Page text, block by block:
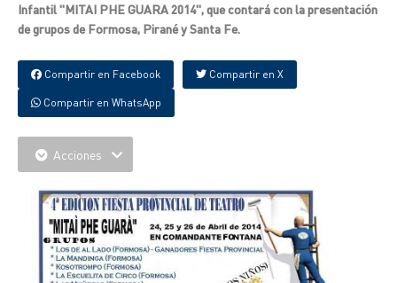
Infantil "MITAI PHE GUARA 2014", que contará con la presentación
de grupos de Formosa, Pirané y Santa Fe.
Compartir en Facebook Compartir en X
Compartir en WhatsApp
Acciones